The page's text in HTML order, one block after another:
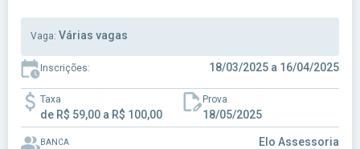
Vaga: Várias vagas
Inscrições: 18/03/2025 a 16/04/2025
Taxa
de R$ 59,00 a R$ 100,00
Prova
18/05/2025
BANCA Elo Assessoria